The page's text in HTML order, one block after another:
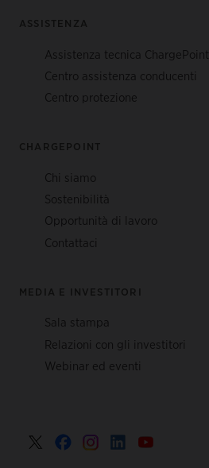
ASSISTENZA
Assistenza tecnica ChargePoint
Centro assistenza conducenti
Centro protezione
CHARGEPOINT
Chi siamo
Sostenibilità
Opportunità di lavoro
Contattaci
MEDIA E INVESTITORI
Sala stampa
Relazioni con gli investitori
Webinar ed eventi